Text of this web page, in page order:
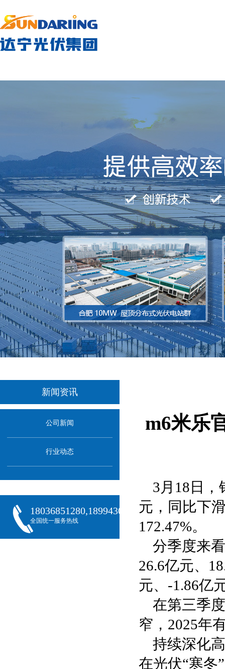
新闻资讯
公司新闻
行业动态
18036851280,18994301288,18068407382
全国统一服务热线
m6米乐
3月18日，
元，同比下
172.47%。
分季度来
26.6亿元、
元、-1.86亿
在第三季
窄，2025年
持续深化
在光伏“寒冬